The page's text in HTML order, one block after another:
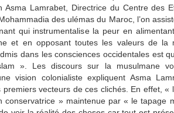
Asma Lamrabet, Directrice du Centre des
des ulémas du Maroc, l’on
qui instrumentalise la peur en
et en opposant toutes les valeurs de la
dans les consciences occidentales est
». Les discours sur la musulmane
vision colonialiste expliquent Asma
premiers vecteurs de ces clichés. En effet,
conservatrice » maintenue par « le tapage